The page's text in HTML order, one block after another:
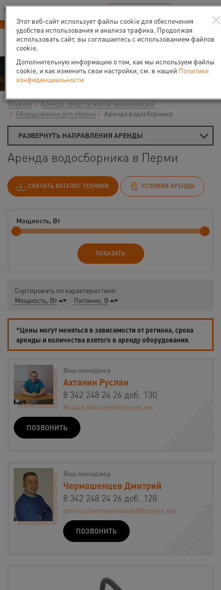
Ваш город:Пермь
В Вашем регионе нет наших офисов RU EN
Аренда
Главная
Аренда средств малой механизации
Оборудование для уборки
Аренда водосборника
РАЗВЕРНУТЬ НАПРАВЛЕНИЯ АРЕНДЫ
Аренда водосборника в Перми
СКАЧАТЬ КАТАЛОГ ТЕХНИКИ УСЛОВИЯ АРЕНДЫ
Мощность, Вт
ПОКАЗАТЬ
Сортировать по характеристике:
Мощность, Вт
Питание, В
*Цены могут меняться в зависимости от региона, срока
аренды и количества взятого в аренду оборудования.
Ваш менеджер
Ахтанин Руслан
8 342 248 24 26 доб. 130
Ruslan.Akhtanin@fortrent.net
ПОЗВОНИТЬ
Ваш менеджер
Чермашенцев Дмитрий
8 342 248 24 26 доб. 128
dmitriy.chermashentcev@fortrent.net
ПОЗВОНИТЬ
Этот веб-сайт использует файлы cookie для обеспечения
удобства использования и анализа трафика. Продолжая
использовать сайт, вы соглашаетесь с использованием файлов
cookie.
Дополнительную информацию о том, как мы используем файлы
cookie, и как изменить свои настройки, см. в нашей Политике
конфиденциальности